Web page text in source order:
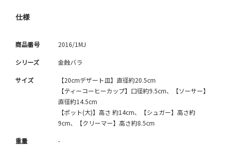
仕様
商品番号 2016/1MJ
シリーズ 金蝕バラ
サイズ
【20cmデザート皿】直径約20.5cm
【ティーコーヒーカップ】口径約9.5cm、【ソーサー】
直径約14.5cm
【ポット(大)】高さ 約14cm、【シュガー】高さ約
9cm、【クリーマー】高さ約8.5cm
重量 -